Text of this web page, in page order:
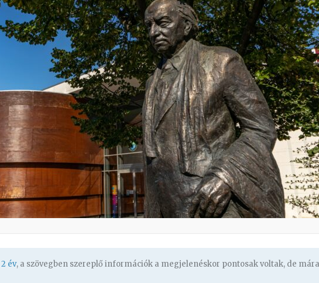
2 év, a szövegben szereplő információk a megjelenéskor pontosak voltak, de mára